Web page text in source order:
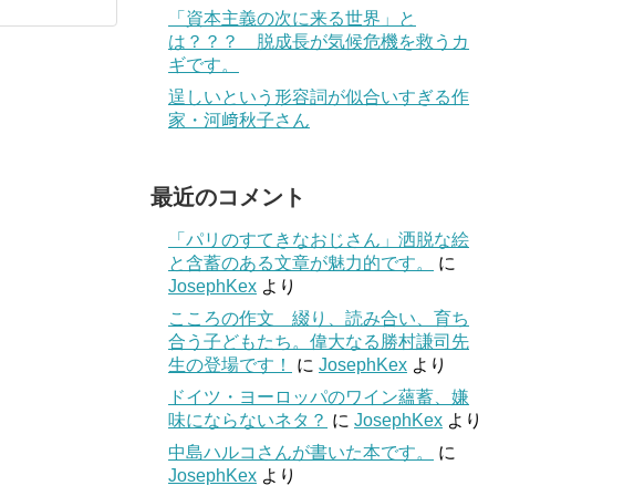
「資本主義の次に来る世界」と
は？？？ 脱成長が気候危機を救うカ
ギです。
逞しいという形容詞が似合いすぎる作
家・河﨑秋子さん
最近のコメント
「パリのすてきなおじさん」洒脱な絵
と含蓄のある文章が魅力的です。
に
JosephKex より
こころの作文 綴り、読み合い、育ち
合う子どもたち。偉大なる勝村謙司先
生の登場です！
に JosephKex より
ドイツ・ヨーロッパのワイン蘊蓄、嫌
味にならないネタ？ に JosephKex より
中島ハルコさんが書いた本です。
に
JosephKex より